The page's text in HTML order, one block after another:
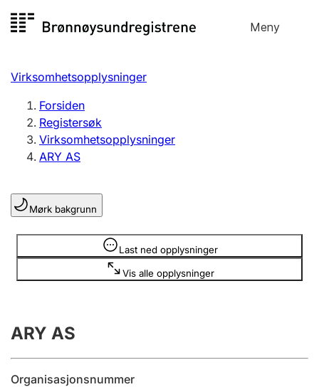
til
Meny
Registersøk
Aksjeselskap
Enkeltpersonforetak
Registrere, endre, slette
Lag og forening
Registrere, endre, slette
Årsregnskap
Innsending og forsinkelsesgebyr
Virksomhetsopplysninger
Forsiden
Registersøk
Virksomhetsopplysninger
ARY AS
Mørk bakgrunn
Last ned opplysninger
Vis alle opplysninger
Opplysninger er skjult
ARY AS
Organisasjonsnummer